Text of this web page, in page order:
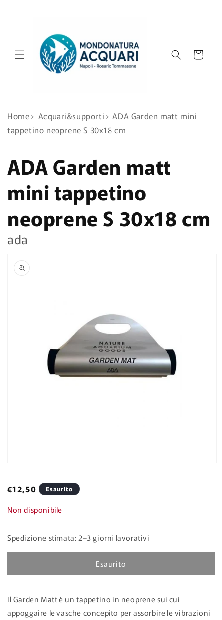
Carrello
Home› Acquari&supporti › ADA Garden matt mini
tappetino neoprene S 30x18 cm
ADA Garden matt
mini tappetino
neoprene S 30x18 cm
ada
informazioni
sul prodotto
2
modale
Prezzo
listino
€12,50 Esaurito
Non disponibile
Spedizione stimata: 2–3 giorni lavorativi
Esaurito
Il Garden Matt è un tappetino in neoprene sui cui
appoggaire le vasche concepito per assorbire le vibrazioni